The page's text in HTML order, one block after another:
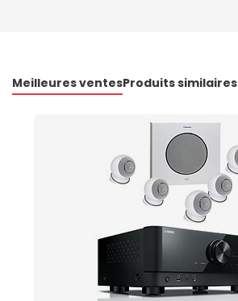
Meilleures ventesProduits similaires